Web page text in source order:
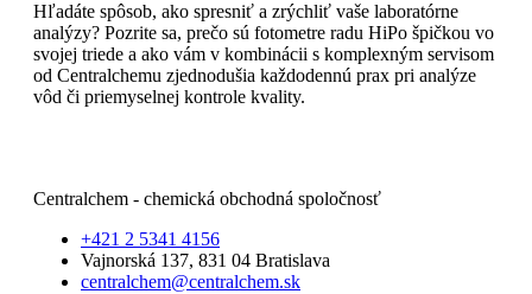
Hľadáte spôsob, ako spresniť a zrýchliť vaše laboratórne
analýzy? Pozrite sa, prečo sú fotometre radu HiPo špičkou vo
svojej triede a ako vám v kombinácii s komplexným servisom
od Centralchemu zjednodušia každodennú prax pri analýze
vôd či priemyselnej kontrole kvality.
Centralchem - chemická obchodná spoločnosť
+421 2 5341 4156
Vajnorská 137, 831 04 Bratislava
centralchem@centralchem.sk